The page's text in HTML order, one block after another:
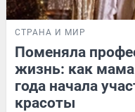
СТРАНА И МИР
Поменяла
жизнь: как
года начала
красоты